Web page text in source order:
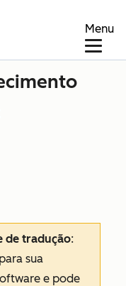
Menu
de tradução:
sua
e pode